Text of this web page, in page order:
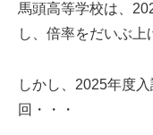
馬頭高等学校は、
し、倍率をだいぶ上
しかし、2025年度
回・・・